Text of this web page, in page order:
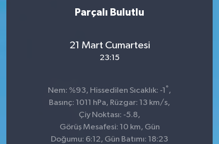
Parçalı Bulutlu
21 Mart Cumartesi
23:15
Nem: %93, Hissedilen Sıcaklık: -1 ° ,
Basınç: 1011 hPa, Rüzgar: 13 km/s,
Çiy Noktası: -5.8,
Görüş Mesafesi: 10 km, Gün
Doğumu: 6:12, Gün Batımı: 18:23